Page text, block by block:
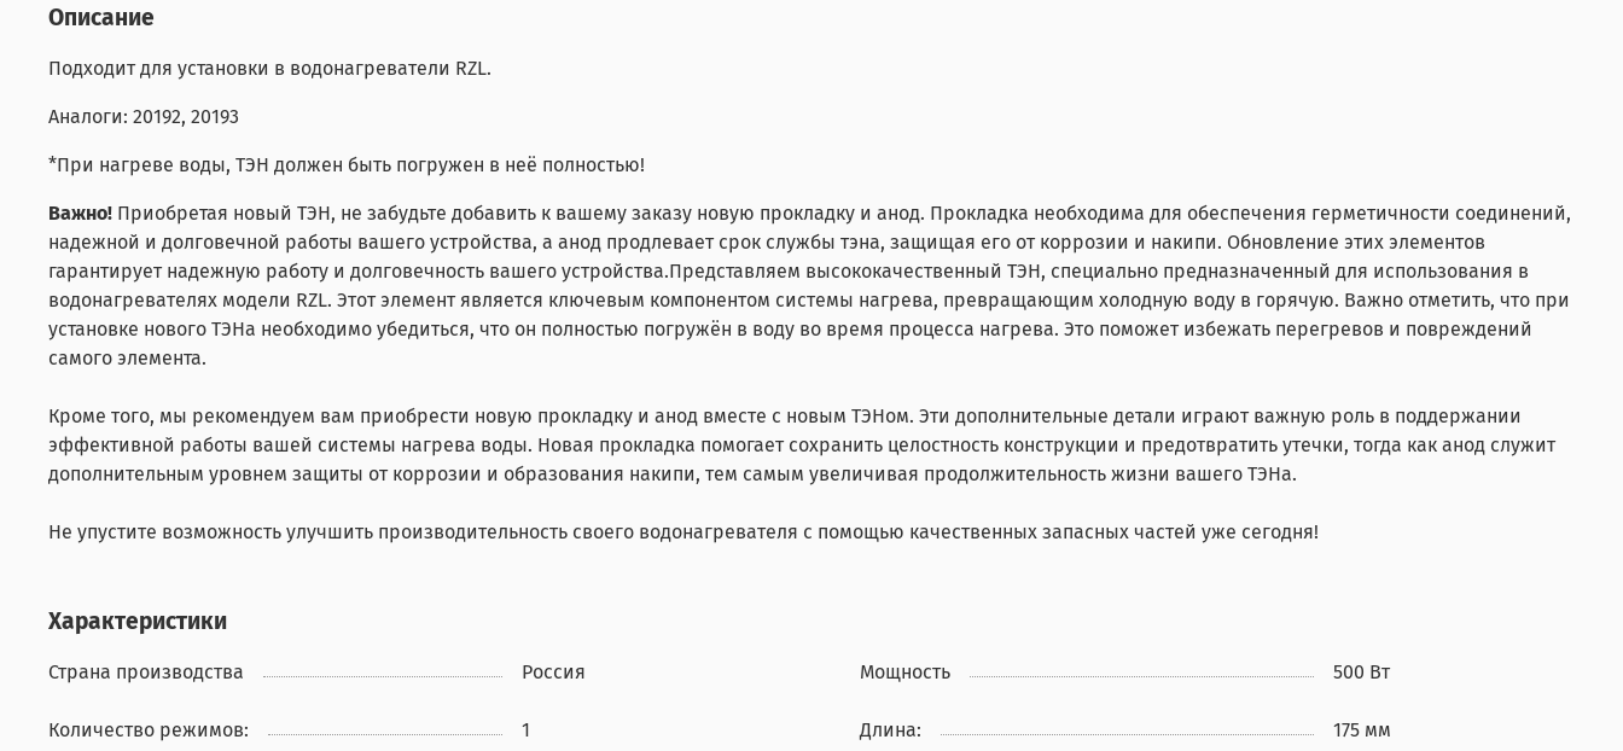
Описание
Подходит для установки в водонагреватели RZL.
Аналоги: 20192, 20193
*При нагреве воды, ТЭН должен быть погружен в неё полностью!
Важно! Приобретая новый ТЭН, не забудьте добавить к вашему заказу новую прокладку и анод. Прокладка необходима для обеспечения герметичности соединений,
надежной и долговечной работы вашего устройства, а анод продлевает срок службы тэна, защищая его от коррозии и накипи. Обновление этих элементов
гарантирует надежную работу и долговечность вашего устройства.Представляем высококачественный ТЭН, специально предназначенный для использования в
водонагревателях модели RZL. Этот элемент является ключевым компонентом системы нагрева, превращающим холодную воду в горячую. Важно отметить, что при
установке нового ТЭНа необходимо убедиться, что он полностью погружён в воду во время процесса нагрева. Это поможет избежать перегревов и повреждений
самого элемента.
Кроме того, мы рекомендуем вам приобрести новую прокладку и анод вместе с новым ТЭНом. Эти дополнительные детали играют важную роль в поддержании
эффективной работы вашей системы нагрева воды. Новая прокладка помогает сохранить целостность конструкции и предотвратить утечки, тогда как анод служит
дополнительным уровнем защиты от коррозии и образования накипи, тем самым увеличивая продолжительность жизни вашего ТЭНа.
Не упустите возможность улучшить производительность своего водонагревателя с помощью качественных запасных частей уже сегодня!
Характеристики
Страна производства Россия Мощность 500 Вт
Количество режимов: 1 Длина: 175 мм